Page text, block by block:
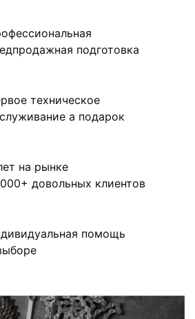
подготовка
техническое
а подарок
на рынке
довольных клиентов
помощь